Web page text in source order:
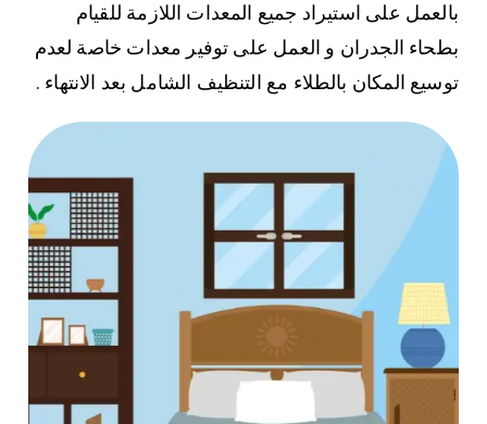
بالعمل على استيراد جميع المعدات اللازمة للقيام
بطحاء الجدران و العمل على توفير معدات خاصة لعدم
توسيع المكان بالطلاء مع التنظيف الشامل بعد الانتهاء .